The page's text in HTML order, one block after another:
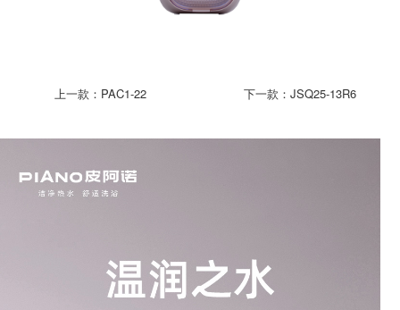
上一款： PAC1-22 下一款： JSQ25-13R6